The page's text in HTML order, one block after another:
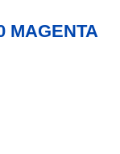
MAGENTA